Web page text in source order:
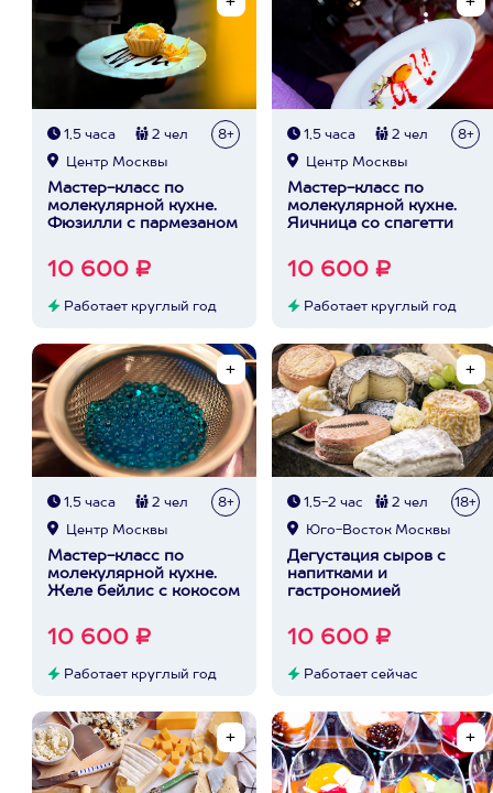
1,5 часа 2 чел 8+
Центр Москвы
Мастер-класс по
молекулярной кухне.
Фюзилли с пармезаном
10 600 ₽
Работает круглый год
1,5 часа 2 чел 8+
Центр Москвы
Мастер-класс по
молекулярной кухне.
Яичница со спагетти
10 600 ₽
Работает круглый год
1,5 часа 2 чел 8+
Центр Москвы
Мастер-класс по
молекулярной кухне.
Желе бейлис с кокосом
10 600 ₽
Работает круглый год
1,5-2 час 2 чел 18+
Юго-Восток Москвы
Дегустация сыров с
напитками и
гастрономией
10 600 ₽
Работает сейчас